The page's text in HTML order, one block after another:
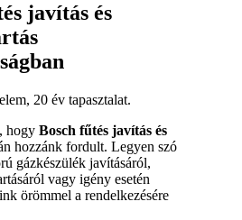
javítás és
20 év tapasztalat.
hogy Bosch fűtés javítás és
hozzánk fordult. Legyen szó
gázkészülék javításáról,
vagy igény esetén
örömmel a rendelkezésére